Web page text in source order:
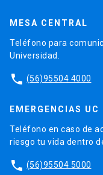
MESA CENTRAL
Teléfono para
Universidad.
phone (56)95504 4000
EMERGENCIAS UC
Teléfono en caso de
riesgo tu vida dentro
phone (56)95504 5000